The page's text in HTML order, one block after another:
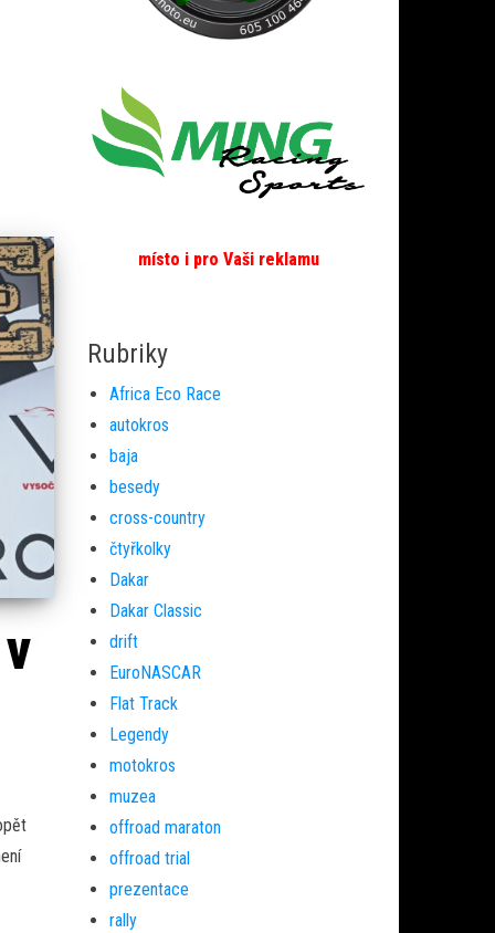
místo i pro Vaši reklamu
Rubriky
Africa Eco Race
autokros
baja
besedy
cross-country
čtyřkolky
Dakar
Dakar Classic
drift
EuroNASCAR
Flat Track
Legendy
motokros
muzea
offroad maraton
offroad trial
prezentace
rally